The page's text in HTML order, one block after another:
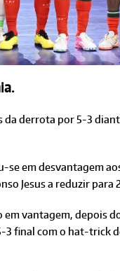
derrota por 5-3
se em desvantagem
Jesus a reduzir para
vantagem, depois
final com o hat-trick